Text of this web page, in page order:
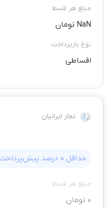
مبلغ هر قسط
NaN تومان
نوع بازپرداخت
اقساطی
تجار ایرانیان
حداقل 0 درصد پیش‌پرداخت
مبلغ هر قسط
0 تومان